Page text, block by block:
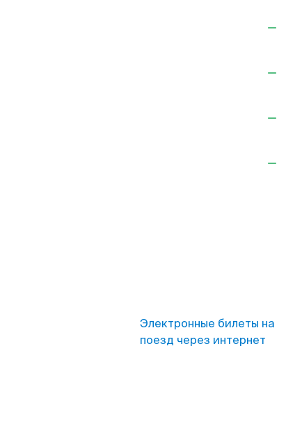
Электронные билеты на
поезд через интернет